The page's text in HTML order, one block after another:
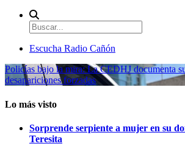
Escucha Radio Cañón
Policías bajo la mira: La CEDHJ documenta
desapariciones forzadas
Lo más visto
Sorprende serpiente a mujer en su
Teresita